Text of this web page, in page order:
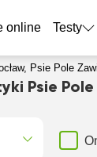
online Testy
Psie Pole
Psie